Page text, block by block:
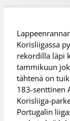
Korisliigassa
rekordilla läpi
tammikuun
tähtenä on
183-senttinen
Korisliiga-
Portugalin